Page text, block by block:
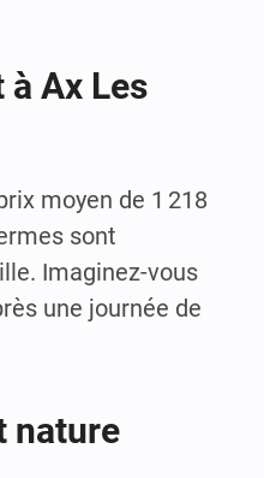
Ax Les
moyen de 1 218
sont
Imaginez-vous
une journée de
nature